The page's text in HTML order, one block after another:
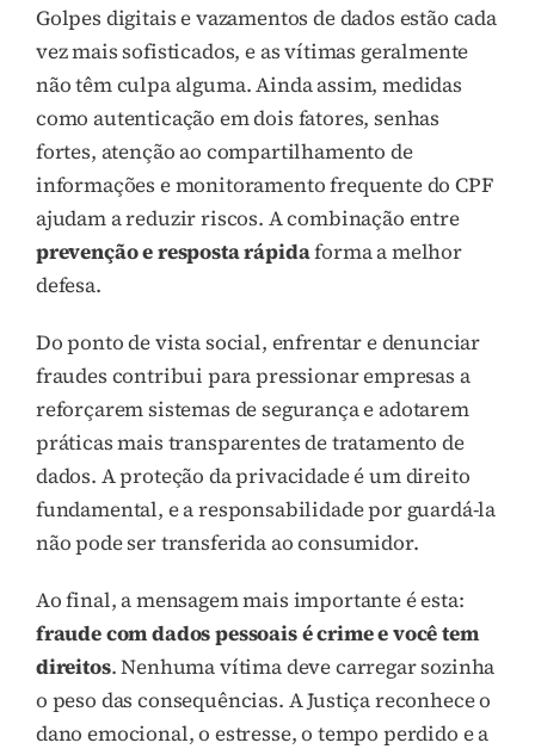
Golpes digitais e vazamentos de dados estão cada
vez mais sofisticados, e as vítimas geralmente
não têm culpa alguma. Ainda assim, medidas
como autenticação em dois fatores, senhas
fortes, atenção ao compartilhamento de
informações e monitoramento frequente do CPF
ajudam a reduzir riscos. A combinação entre
prevenção e resposta rápidaforma a melhor
defesa.
Do ponto de vista social, enfrentar e denunciar
fraudes contribui para pressionar empresas a
reforçarem sistemas de segurança e adotarem
práticas mais transparentes de tratamento de
dados. A proteção da privacidade é um direito
fundamental, e a responsabilidade por guardá-la
não pode ser transferida ao consumidor.
Ao final, a mensagem mais importante é esta:
fraude com dados pessoais é crime e você tem
direitos. Nenhuma vítima deve carregar sozinha
o peso das consequências. A Justiça reconhece o
dano emocional, o estresse, o tempo perdido e a